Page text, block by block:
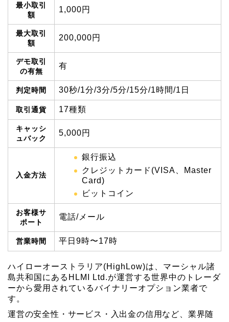
最小取引
額
1,000円
最大取引
額
200,000円
デモ取引
の有無
有
判定時間 30秒/1分/3分/5分/15分/1時間/1日
取引通貨 17種類
キャッシ
ュバック
5,000円
入金方法
銀行振込
クレジットカード(VISA、Master
Card)
ビットコイン
お客様サ
ポート
電話/メール
営業時間 平日9時〜17時
ハイローオーストラリア(HighLow)は、マーシャル諸
島共和国にあるHLMI Ltd.が運営する世界中のトレーダ
ーから愛用されているバイナリーオプション業者で
す。
運営の安全性・サービス・入出金の信用など、業界随